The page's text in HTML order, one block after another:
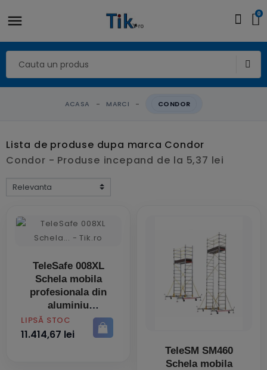
0
ACASA MARCI CONDOR
Lista de produse dupa marca Condor
Condor - Produse incepand de la 5,37 lei
TeleSafe 008XL
Schela mobila
profesionala din
aluminiu
PRET
LIPSĂ STOC
11.414,67 lei
TeleSM SM460
Schela mobila